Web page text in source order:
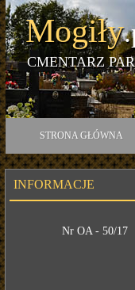
Mogiły
CMENTARZ
STRONA GŁÓWNA
INFORMACJE
Nr OA - 50/17